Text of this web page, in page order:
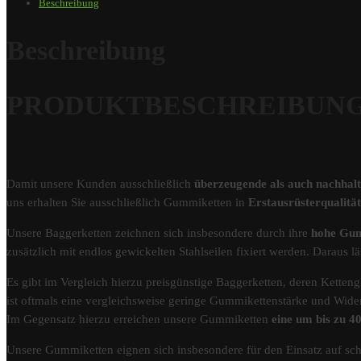
Beschreibung
Damit unsere Kunden ausschließlich überzeugende als auch
uns erhalten Sie ausschließlich Gummiketten in
Unsere Baggerketten zeichnen sich insbesondere durch ihre hohe
zusätzlich mit endlos gewickelten Stahlseilen fixiert werden.
Es gibt im Vergleich hierzu preisgünstige Baggerketten, deren
ist oftmals eine vergleichsweise geringe Gummikettenstärke und
Im Gegensatz hierzu erreichen unsere Gummiketten eine um bis zu
Unsere Gummiketten eignen sich insbesondere für den Einsatz auf